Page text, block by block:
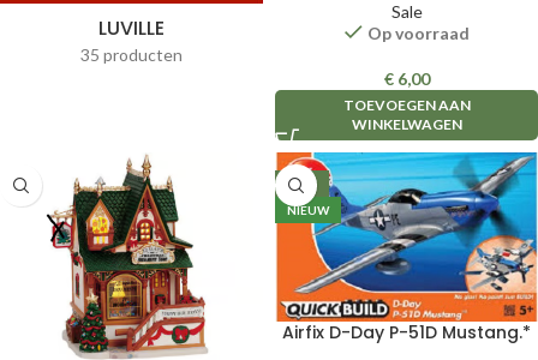
LUVILLE
35 producten
Sale
Op voorraad
€6,00
TOEVOEGEN AAN
WINKELWAGEN
-38%
NIEUW
Airfix D-Day P-51D Mustang.*